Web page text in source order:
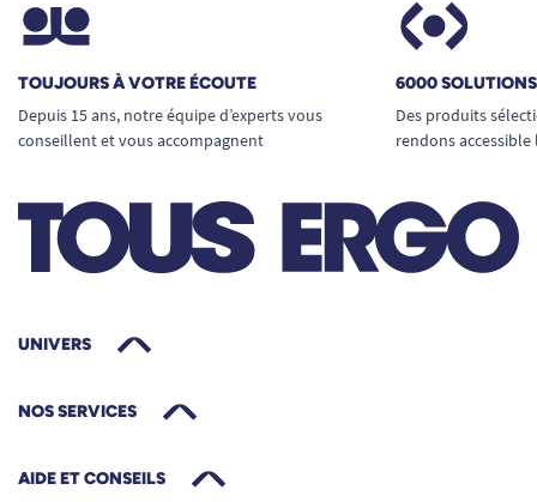
TOUJOURS À VOTRE ÉCOUTE
Depuis 15 ans, notre équipe d’experts vous
conseillent et vous accompagnent
6000
Des produits
rendons
UNIVERS
NOS SERVICES
AIDE ET CONSEILS